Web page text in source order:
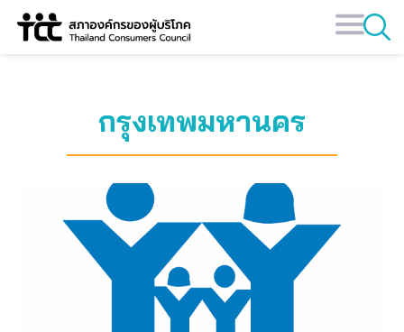
Skip
กรุงเทพมหานคร